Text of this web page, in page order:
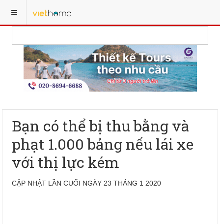
Bạn có thể bị thu bằng và
phạt 1.000 bảng nếu lái xe
với thị lực kém
CẬP NHẬT LẦN CUỐI NGÀY 23 THÁNG 1 2020